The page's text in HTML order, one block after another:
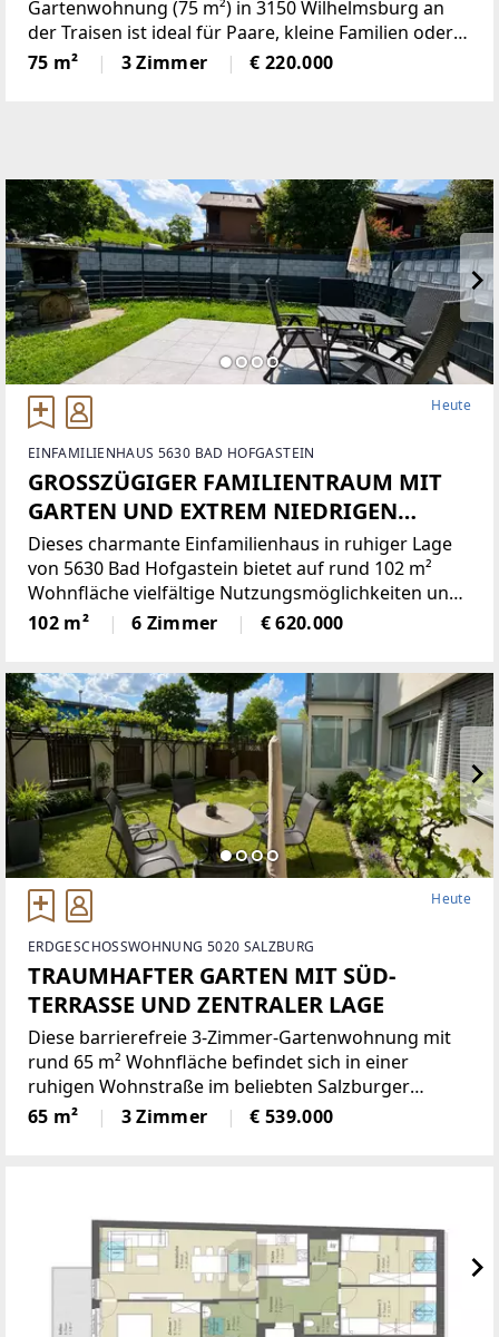
Gartenwohnung (75 m²) in 3150 Wilhelmsburg an
der Traisen ist ideal für Paare, kleine Familien oder
Naturliebhaber. In ruhiger, verkehrsberuhigter Lage
genießen Sie gemütliche Abende am Holzofen und
75 m² 3 Zimmer € 220.000
Heute
EINFAMILIENHAUS 5630 BAD HOFGASTEIN
GROSSZÜGIGER FAMILIENTRAUM MIT
GARTEN UND EXTREM NIEDRIGEN
BETRIEBSKOSTEN
Dieses charmante Einfamilienhaus in ruhiger Lage
von 5630 Bad Hofgastein bietet auf rund 102 m²
Wohnfläche vielfältige Nutzungsmöglichkeiten und
eignet sich ideal für Familien, Paare mit erhöhtem
Platzbedarf oder Mehrgenerationenwohnen.Auf
102 m² 6 Zimmer € 620.000
Heute
ERDGESCHOSSWOHNUNG 5020 SALZBURG
TRAUMHAFTER GARTEN MIT SÜD-
TERRASSE UND ZENTRALER LAGE
Diese barrierefreie 3-Zimmer-Gartenwohnung mit
rund 65 m² Wohnfläche befindet sich in einer
ruhigen Wohnstraße im beliebten Salzburger
Stadtteil Aigelhof und überzeugt mit einer
durchdachten Raumaufteilung sowie großzügigen
65 m² 3 Zimmer € 539.000